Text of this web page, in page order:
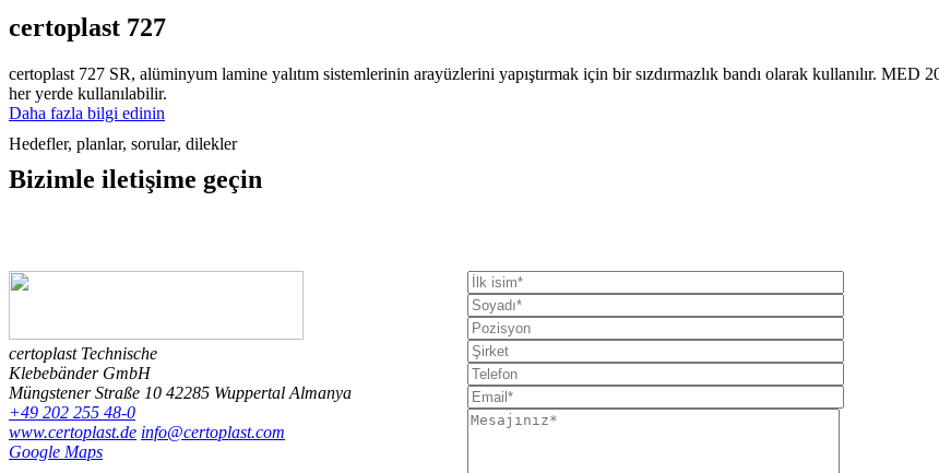
certoplast 727
certoplast 727 SR, alüminyum lamine yalıtım sistemlerinin arayüzlerini yapıştırmak için bir sızdırmazlık bandı olarak kullanılır.
her yerde kullanılabilir.
Daha fazla bilgi edinin
Hedefler, planlar, sorular, dilekler
Bizimle iletişime geçin
certoplast Technische
Klebebänder GmbH
Müngstener Straße 10 42285 Wuppertal Almanya
+49 202 255 48-0
www.certoplast.de info@certoplast.com
Google Maps